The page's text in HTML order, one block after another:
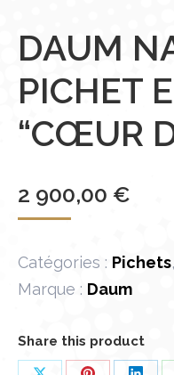
DAUM
PICHET
“CŒUR
2 900,00 €
Catégories : Pichets,
Marque : Daum
Share this product